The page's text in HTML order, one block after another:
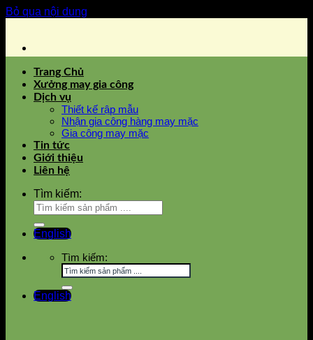
Bỏ qua nội dung
Trang Chủ
Xưởng may gia công
Dịch vụ
Thiết kế rập mẫu
Nhận gia công hàng may mặc
Gia công may mặc
Tin tức
Giới thiệu
Liên hệ
Tìm kiếm:
English
Tìm kiếm:
English